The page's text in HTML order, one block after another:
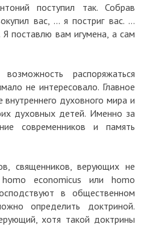
поступил так. Собрав
вас, … я постриг вас. …
поставлю вам игумена, а сам
распоряжаться
не интересовало. Главное
духовного мира и
духовных детей. Именно за
современников и память
священников, верующих не
economicus или homo
в общественном
определить доктриной.
хотя такой доктрины